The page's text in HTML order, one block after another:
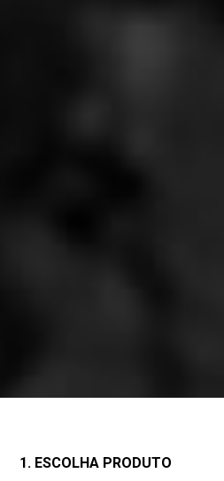
1. ESCOLHA PRODUTO